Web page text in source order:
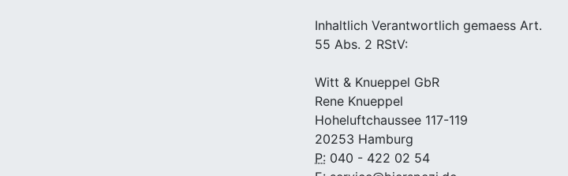
Inhaltlich Verantwortlich gemaess Art.
55 Abs. 2 RStV:
Witt & Knueppel GbR
Rene Knueppel
Hoheluftchaussee 117-119
20253 Hamburg
P: 040 - 422 02 54